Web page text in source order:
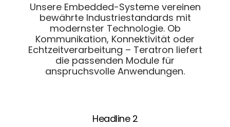
Unsere Embedded-Systeme vereinen
bewährte Industriestandards mit
modernster Technologie. Ob
Kommunikation, Konnektivität oder
Echtzeitverarbeitung – Teratron liefert
die passenden Module für
anspruchsvolle Anwendungen.
Headline 2